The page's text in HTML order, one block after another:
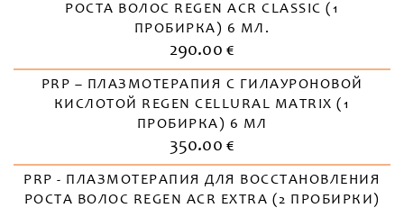
РОСТА ВОЛОС REGEN ACR CLASSIC (1
ПРОБИРКА) 6 МЛ.
290.00 €
PRP – ПЛАЗМОТЕРАПИЯ С ГИЛАУРОНОВОЙ
КИСЛОТОЙ REGEN CELLURAL MATRIX (1
ПРОБИРКА) 6 МЛ
350.00 €
PRP - ПЛАЗМОТЕРАПИЯ ДЛЯ ВОССТАНОВЛЕНИЯ
РОСТА ВОЛОС REGEN ACR EXTRA (2 ПРОБИРКИ)